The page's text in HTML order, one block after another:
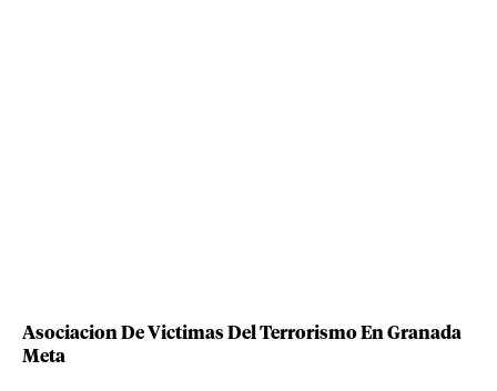
Asociacion De Victimas Del Terrorismo En Granada
Meta